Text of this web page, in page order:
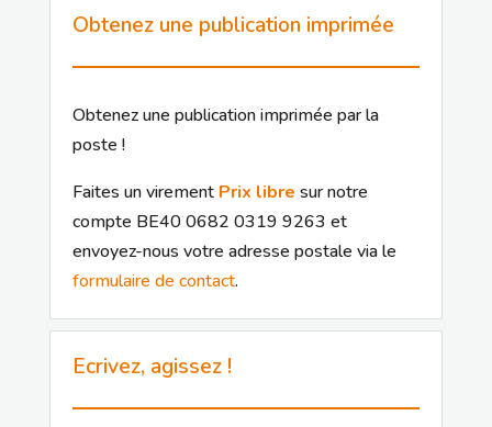
Obtenez une publication imprimée
Obtenez une publication imprimée par la
poste !
Faites un virement Prix libre sur notre
compte BE40 0682 0319 9263 et
envoyez-nous votre adresse postale via le
formulaire de contact.
Ecrivez, agissez !